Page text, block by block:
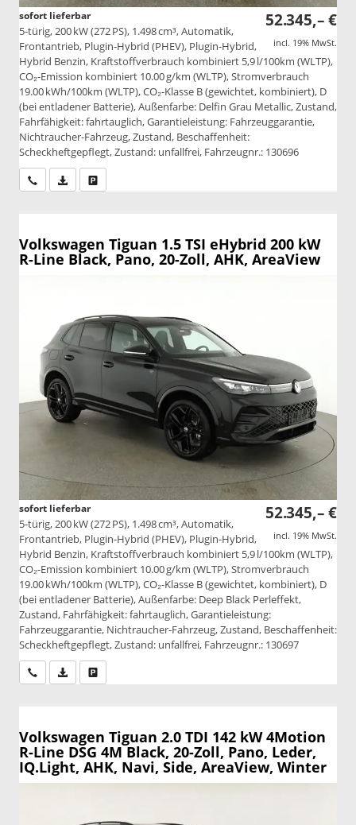
52.345,– €
incl. 19% MwSt.
sofort lieferbar
5-türig, 200 kW (272 PS), 1.498 cm³, Automatik,
Frontantrieb, Plugin-Hybrid (PHEV), Plugin-Hybrid,
Hybrid Benzin, Kraftstoffverbrauch kombiniert 5,9 l/100km (WLTP),
CO₂-Emission kombiniert 10.00 g/km (WLTP), Stromverbrauch
19.00 kWh/100km (WLTP), CO₂-Klasse B (gewichtet, kombiniert), D
(bei entladener Batterie), Außenfarbe: Delfin Grau Metallic, Zustand,
Fahrfähigkeit: fahrtauglich, Garantieleistung: Fahrzeuggarantie,
Nichtraucher-Fahrzeug, Zustand, Beschaffenheit:
Scheckheftgepflegt, Zustand: unfallfrei, Fahrzeugnr.: 130696
Wir rufen Sie anPDF-Datei, Fahrzeugexposé drucken
Volkswagen Tiguan 1.5 TSI eHybrid 200 kW
R-Line Black, Pano, 20-Zoll, AHK, AreaView
52.345,– €
incl. 19% MwSt.
sofort lieferbar
5-türig, 200 kW (272 PS), 1.498 cm³, Automatik,
Frontantrieb, Plugin-Hybrid (PHEV), Plugin-Hybrid,
Hybrid Benzin, Kraftstoffverbrauch kombiniert 5,9 l/100km (WLTP),
CO₂-Emission kombiniert 10.00 g/km (WLTP), Stromverbrauch
19.00 kWh/100km (WLTP), CO₂-Klasse B (gewichtet, kombiniert), D
(bei entladener Batterie), Außenfarbe: Deep Black Perleffekt,
Zustand, Fahrfähigkeit: fahrtauglich, Garantieleistung:
Fahrzeuggarantie, Nichtraucher-Fahrzeug, Zustand, Beschaffenheit:
Scheckheftgepflegt, Zustand: unfallfrei, Fahrzeugnr.: 130697
Wir rufen Sie anPDF-Datei, Fahrzeugexposé drucken
Volkswagen Tiguan 2.0 TDI 142 kW 4Motion
R-Line DSG 4M Black, 20-Zoll, Pano, Leder,
IQ.Light, AHK, Navi, Side, AreaView, Winter